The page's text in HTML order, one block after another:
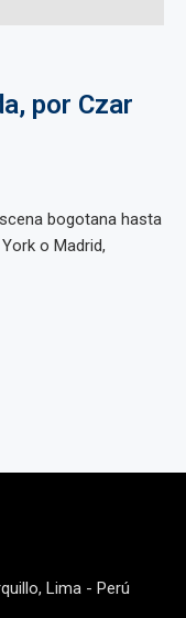
por Czar
bogotana hasta
o Madrid,
Lima - Perú